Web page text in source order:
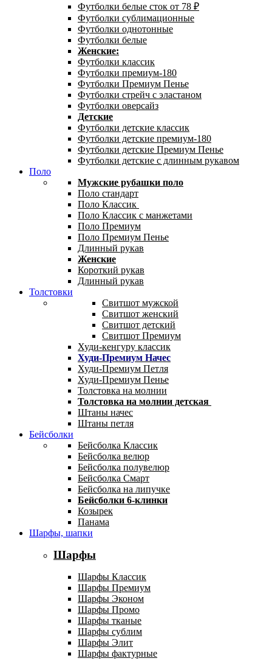
Футболки белые сток от 78 ₽
Футболки сублимационные
Футболки однотонные
Футболки белые
Женские:
Футболки классик
Футболки премиум-180
Футболки Премиум Пенье
Футболки стрейч с эластаном
Футболки оверсайз
Детские
Футболки детские классик
Футболки детские премиум-180
Футболки детские Премиум Пенье
Футболки детские с длинным рукавом
Поло
Мужские рубашки поло
Поло стандарт
Поло Классик
Поло Классик с манжетами
Поло Премиум
Поло Премиум Пенье
Длинный рукав
Женские
Короткий рукав
Длинный рукав
Толстовки
Свитшот мужской
Свитшот женский
Свитшот детский
Свитшот Премиум
Худи-кенгуру классик
Худи-Премиум Начес
Худи-Премиум Петля
Худи-Премиум Пенье
Толстовка на молнии
Толстовка на молнии детская
Штаны начес
Штаны петля
Бейсболки
Бейсболка Классик
Бейсболка велюр
Бейсболка полувелюр
Бейсболка Смарт
Бейсболка на липучке
Бейсболки 6-клинки
Козырек
Панама
Шарфы, шапки
Шарфы
Шарфы Классик
Шарфы Премиум
Шарфы Эконом
Шарфы Промо
Шарфы тканые
Шарфы сублим
Шарфы Элит
Шарфы фактурные